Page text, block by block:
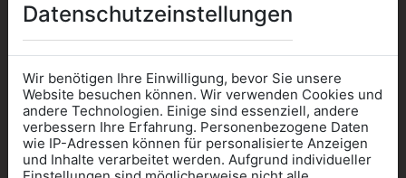
Datenschutzeinstellungen
Wir benötigen Ihre Einwilligung, bevor Sie unsere
Website besuchen können. Wir verwenden Cookies und
andere Technologien. Einige sind essenziell, andere
verbessern Ihre Erfahrung. Personenbezogene Daten
wie IP-Adressen können für personalisierte Anzeigen
und Inhalte verarbeitet werden. Aufgrund individueller
Informationen wenn Sie